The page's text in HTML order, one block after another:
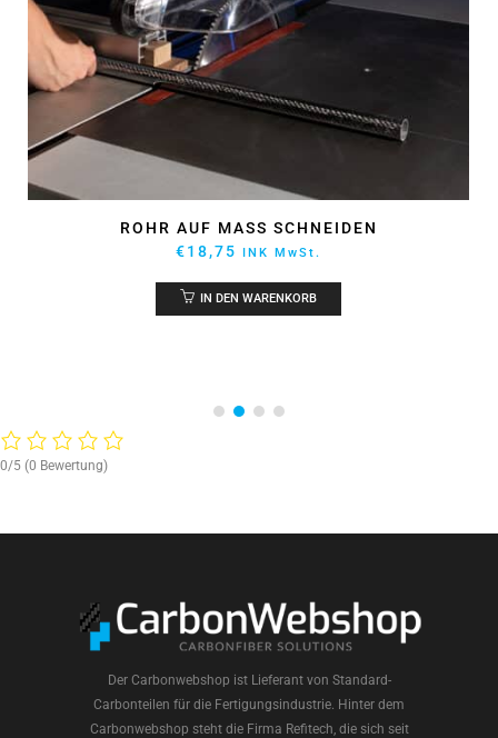
ROHR AUF MASS SCHNEIDEN
€18,75 INK MwSt.
IN DEN WARENKORB
0/5 (0 Bewertung)
Der Carbonwebshop ist Lieferant von Standard-
Carbonteilen für die Fertigungsindustrie. Hinter dem
Carbonwebshop steht die Firma Refitech, die sich seit